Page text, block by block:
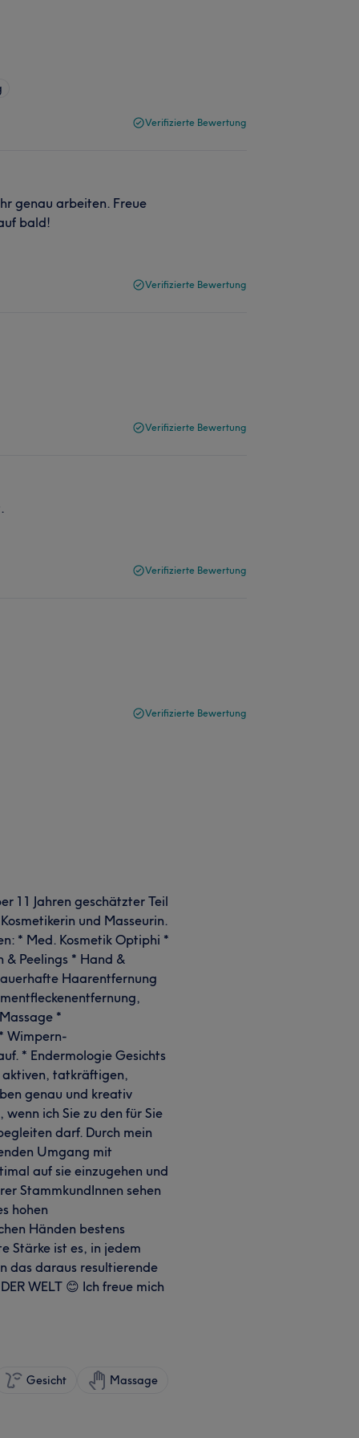
Verifizierte Bewertung
genau arbeiten. Freue
bald!
Verifizierte Bewertung
Verifizierte Bewertung
Verifizierte Bewertung
Verifizierte Bewertung
11 Jahren geschätzter Teil
und Masseurin.
* Med. Kosmetik Optiphi *
Peelings * Hand &
Haarentfernung
*
Wimpern-
* Endermologie Gesichts
aktiven, tatkräftigen,
genau und kreativ
ich Sie zu den für Sie
darf. Durch mein
Umgang mit
auf sie einzugehen und
StammkundInnen sehen
hohen
Händen bestens
Stärke ist es, in jedem
das daraus resultierende
WELT 😊 Ich freue mich
Gesicht Massage